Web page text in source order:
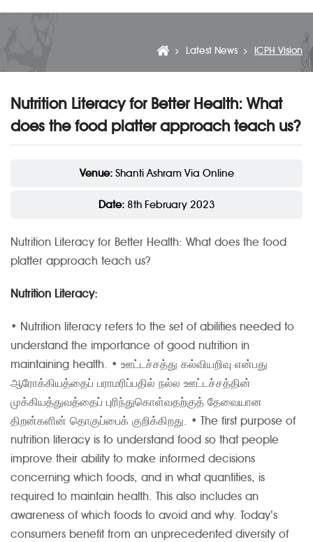
Latest News ICPH Vision
Nutrition Literacy for Better Health: What
does the food platter approach teach us?
Venue:Shanti Ashram Via Online
Date:8th February 2023
Nutrition Literacy for Better Health: What does the food
platter approach teach us?
Nutrition Literacy:
• Nutrition literacy refers to the set of abilities needed to
understand the importance of good nutrition in
maintaining health. • ஊட்டச்சத்து கல்வியறிவு என்பது
ஆரோக்கியத்தைப் பராமரிப்பதில் நல்ல ஊட்டச்சத்தின்
முக்கியத்துவத்தைப் புரிந்துகொள்வதற்குத் தேவையான
திறன்களின் தொகுப்பைக் குறிக்கிறது. • The first purpose of
nutrition literacy is to understand food so that people
improve their ability to make informed decisions
concerning which foods, and in what quantities, is
required to maintain health. This also includes an
awareness of which foods to avoid and why. Today’s
consumers benefit from an unprecedented diversity of